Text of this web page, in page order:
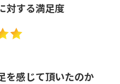
対する満足度
を感じて頂いたのか